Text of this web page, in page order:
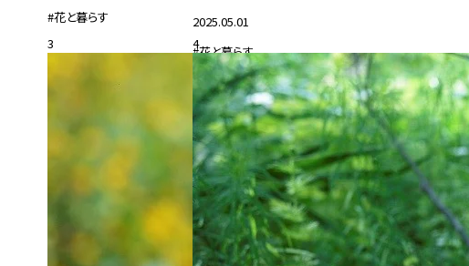
#花と暮らす
2025.05.01
#花と暮らす
3 4